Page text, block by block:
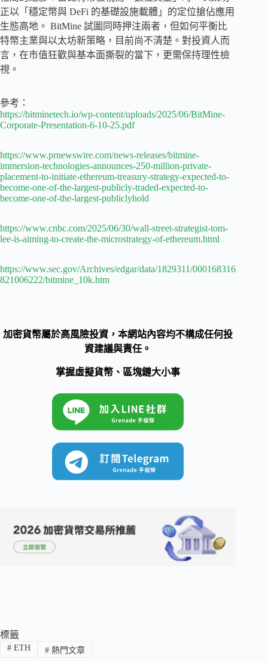
正以「穩定幣與 DeFi 的基礎設施載體」的定位搶佔應用
生態高地。 BitMine 試圖同時押注兩者，但如何平衡比
特幣主業與以太坊新策略，目前尚不清楚。對投資人而
言，在市值狂歡與基本面撕裂的當下，更需保持理性檢
視。
參考：
https://bitminetech.io/wp-content/uploads/2025/06/BitMine-
Corporate-Presentation-6-10-25.pdf
https://www.prnewswire.com/news-releases/bitmine-
immersion-technologies-announces-250-million-private-
placement-to-initiate-ethereum-treasury-strategy-expected-to-
become-one-of-the-largest-publicly-traded-expected-to-
become-one-of-the-largest-publiclyhold
https://www.cnbc.com/2025/06/30/wall-street-strategist-tom-
lee-is-aiming-to-create-the-microstrategy-of-ethereum.html
https://www.sec.gov/Archives/edgar/data/1829311/000168316
821006222/bitmine_10k.htm
加密貨幣屬於高風險投資，本網站內容均不構成任何投
資建議與責任。
掌握虛擬貨幣、區塊鏈大小事
標籤
#ETH #熱門文章